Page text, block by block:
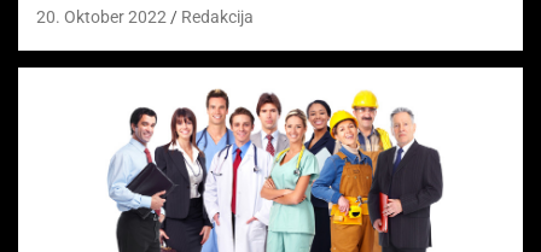
20. Oktober 2022 Redakcija